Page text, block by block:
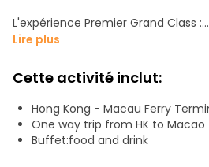
L'expérience Premier Grand Class :
salons TurboJET Premier (Shun
Harbour) avec WiFi gratuit,
privée.
Service d'élite à bord : Savourez
repas accompagnés de vins
Lire plus
Cette activité inclut:
Hong Kong - Macau Ferry
One way trip from HK to Macao
Buffet:food and drink